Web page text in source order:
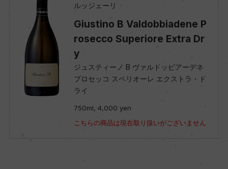
ルッジェーリ
Giustino B Valdobbiadene P
rosecco Superiore Extra Dr
y
ジュスティーノ B ヴァルドッビアーデネ
プロセッコ スペリオーレ エクストラ・ド
ライ
750ml, 4,000 yen
こちらの商品は現在取り扱いがございません